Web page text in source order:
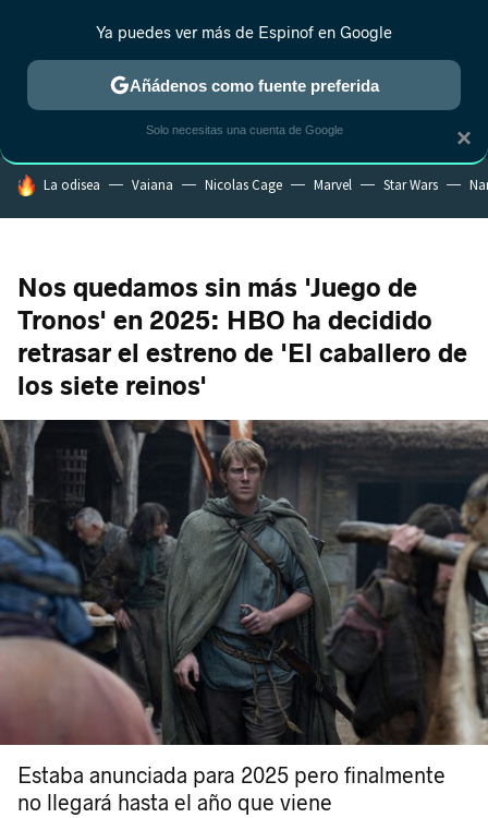
MENÚ NUEVO
ESTRENOS REALITY ANIME RANKINGS CINE
HOY SE HABLA DE
La odisea Vaiana Nicolas Cage Marvel Star Wars
Nos quedamos sin más 'Juego de
Tronos' en 2025: HBO ha decidido
retrasar el estreno de 'El caballero de
los siete reinos'
Estaba anunciada para 2025 pero finalmente
no llegará hasta el año que viene
×
Ya puedes ver más de Espinof en Google
Añádenos como fuente preferida
Solo necesitas una cuenta de Google